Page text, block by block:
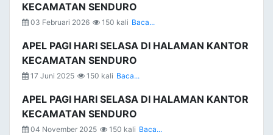
KECAMATAN SENDURO
03 Februari 2026 150 kali Baca...
APEL PAGI HARI SELASA DI HALAMAN KANTOR
KECAMATAN SENDURO
17 Juni 2025 150 kali Baca...
APEL PAGI HARI SELASA DI HALAMAN KANTOR
KECAMATAN SENDURO
04 November 2025 150 kali Baca...